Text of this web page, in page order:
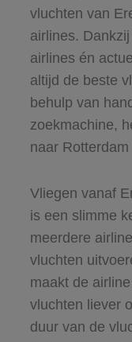
vluchten van
airlines.
airlines én
altijd de beste
behulp van
zoekmachine,
naar
Vliegen vanaf
is een slimme
meerdere
vluchten
maakt de
vluchten liever
duur van de